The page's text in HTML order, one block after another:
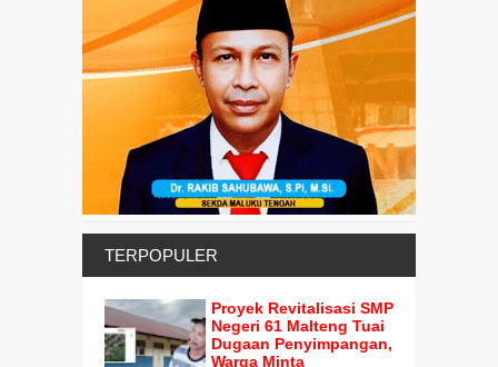
TERPOPULER
Proyek Revitalisasi SMP
Negeri 61 Malteng Tuai
Dugaan Penyimpangan,
Warga Minta